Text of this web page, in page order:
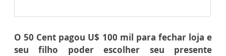
O 50 Cent pagou U$ 100 mil para fechar loja e
seu filho poder escolher seu presente